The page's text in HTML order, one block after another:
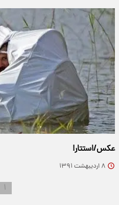
عكس/استتار!
۸ اردیبهشت ۱۳۹۱
۱